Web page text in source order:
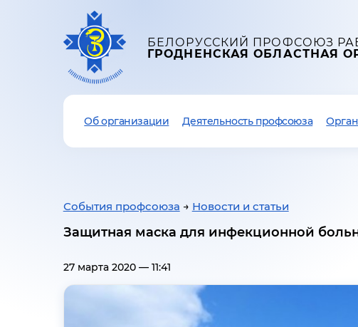
БЕЛОРУССКИЙ ПРОФСОЮЗ
ГРОДНЕНСКАЯ ОБЛАСТНАЯ
Об организации Деятельность профсоюза
События профсоюза → Новости и статьи
Защитная маска для инфекционной
27 марта 2020 — 11:41